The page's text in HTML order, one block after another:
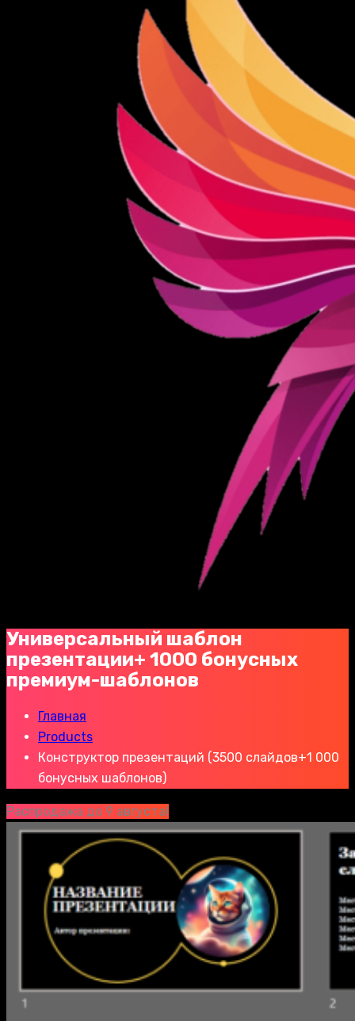
Универсальный шаблон
презентации+ 1000 бонусных
премиум-шаблонов
Главная
Products
Конструктор презентаций (3500 слайдов+1 000
бонусных шаблонов)
Распродажа до 9 августа!